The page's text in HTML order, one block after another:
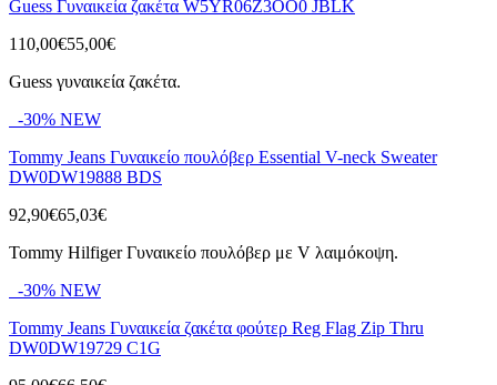
Guess Γυναικεία ζακέτα W5YR06Z3OO0 JBLK
110,00€55,00€
Guess γυναικεία ζακέτα.
-30% NEW
Tommy Jeans Γυναικείο πουλόβερ Essential V-neck Sweater
DW0DW19888 BDS
92,90€65,03€
Tommy Hilfiger Γυναικείο πουλόβερ με V λαιμόκοψη.
-30% NEW
Tommy Jeans Γυναικεία ζακέτα φούτερ Reg Flag Zip Thru
DW0DW19729 C1G